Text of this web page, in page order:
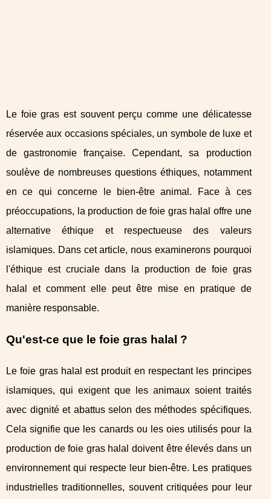
Le foie gras est souvent perçu comme une délicatesse
réservée aux occasions spéciales, un symbole de luxe et
de gastronomie française. Cependant, sa production
soulève de nombreuses questions éthiques, notamment
en ce qui concerne le bien-être animal. Face à ces
préoccupations, la production de foie gras halal offre une
alternative éthique et respectueuse des valeurs
islamiques. Dans cet article, nous examinerons pourquoi
l'éthique est cruciale dans la production de foie gras
halal et comment elle peut être mise en pratique de
manière responsable.
Qu'est-ce que le foie gras halal ?
Le foie gras halal est produit en respectant les principes
islamiques, qui exigent que les animaux soient traités
avec dignité et abattus selon des méthodes spécifiques.
Cela signifie que les canards ou les oies utilisés pour la
production de foie gras halal doivent être élevés dans un
environnement qui respecte leur bien-être. Les pratiques
industrielles traditionnelles, souvent critiquées pour leur